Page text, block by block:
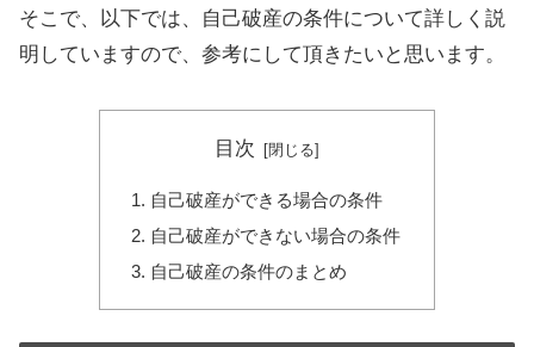
そこで、以下では、自己破産の条件について詳しく説
明していますので、参考にして頂きたいと思います。
目次
自己破産ができる場合の条件
自己破産ができない場合の条件
自己破産の条件のまとめ